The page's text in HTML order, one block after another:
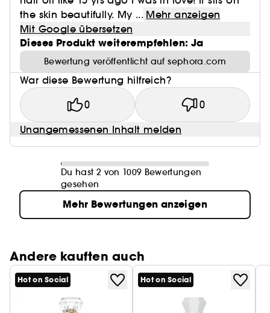
the skin beautifully. My ... Mehr anzeigen
Mit Google übersetzen
Dieses Produkt weiterempfehlen: Ja
Bewertung veröffentlicht auf sephora.com
War diese Bewertung hilfreich?
0 0
Unangemessenen Inhalt melden
Du hast 2 von 1009 Bewertungen
gesehen
Mehr Bewertungen anzeigen
Andere kauften auch
Hot on Social Hot on Social